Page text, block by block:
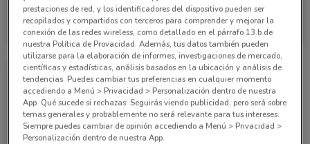
Grupo Financiero Inbursa
10 km
prestaciones de red, y los identificadores del dispositivo pueden ser
recopilados y compartidos con terceros para comprender y mejorar la
conexión de las redes wireless, como detallado en el párrafo 13.b de
nuestra Política de Provacidad. Además, tus datos también pueden
utilizarse para la elaboración de informes, investigaciones de mercado,
científicas y estadísticas, análisis basados en la ubicación y análisis de
tendencias. Puedes cambiar tus preferencias en cualquier momento
accediendo a Menú > Privacidad > Personalización dentro de nuestra
App. Qué sucede si rechazas: Seguirás viendo publicidad, pero será sobre
temas generales y probablemente no será relevante para tus intereses.
Siempre puedes cambiar de opinión accediendo a Menú > Privacidad >
Personalización dentro de nuestra App.